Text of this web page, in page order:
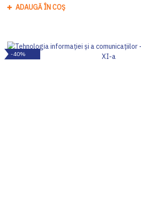
ADAUGĂ ÎN COȘ
-40%